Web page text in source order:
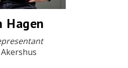
Hagen